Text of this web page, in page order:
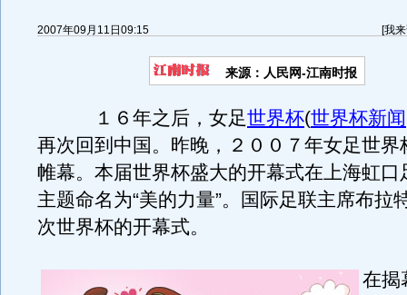
2007年09月11日09:15 [我
来源：人民网-江南时报
１６年之后，女足世界杯(世界杯新闻
再次回到中国。昨晚，２００７年女足世界
帷幕。本届世界杯盛大的开幕式在上海虹口
主题命名为“美的力量”。国际足联主席布拉
次世界杯的开幕式。
在揭